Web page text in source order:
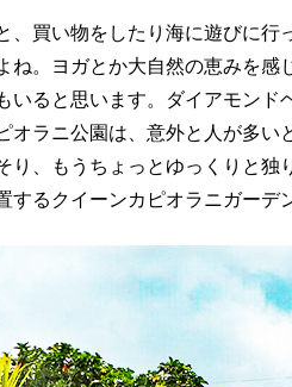
、買い物をしたり海に遊びに行
ね。ヨガとか大自然の恵みを感
いると思います。ダイアモンド
オラニ公園は、意外と人が多い
り、もうちょっとゆっくりと独
するクイーンカピオラニガーデ